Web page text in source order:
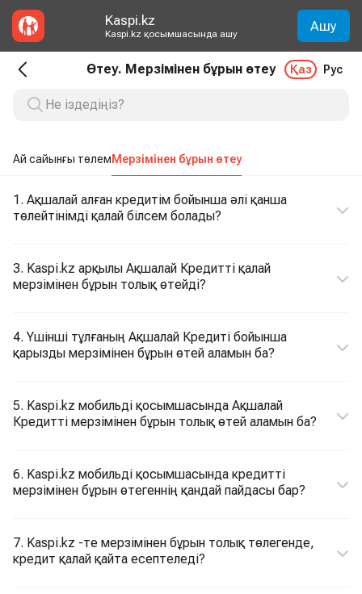
Kaspi.kz
Kaspi.kz қосымшасында ашу Ашу
Өтеу. Мерзімінен бұрын өтеу Қаз Рус
Ай сайынғы төлемМерзімінен бұрын өтеу
1. Ақшалай алған кредитім бойынша әлі қанша
төлейтінімді қалай білсем болады?
3. Kaspi.kz арқылы Ақшалай Кредитті қалай
мерзімінен бұрын толық өтейді?
4. Үшінші тұлғаның Ақшалай Кредиті бойынша
қарызды мерзімінен бұрын өтей аламын ба?
5. Kaspi.kz мобильді қосымшасында Ақшалай
Кредитті мерзімінен бұрын толық өтей аламын ба?
6. Kaspi.kz мобильді қосымшасында кредитті
мерзімінен бұрын өтегеннің қандай пайдасы бар?
7. Kaspi.kz -те мерзімінен бұрын толық төлегенде,
кредит қалай қайта есептеледі?